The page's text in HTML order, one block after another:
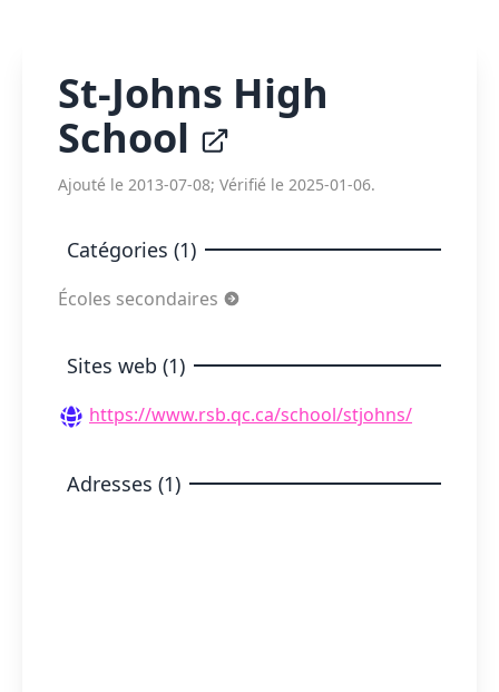
St-Johns High
School
Ajouté le 2013-07-08; Vérifié le 2025-01-06.
Catégories (1)
Écoles secondaires
Sites web (1)
https://www.rsb.qc.ca/school/stjohns/
Adresses (1)